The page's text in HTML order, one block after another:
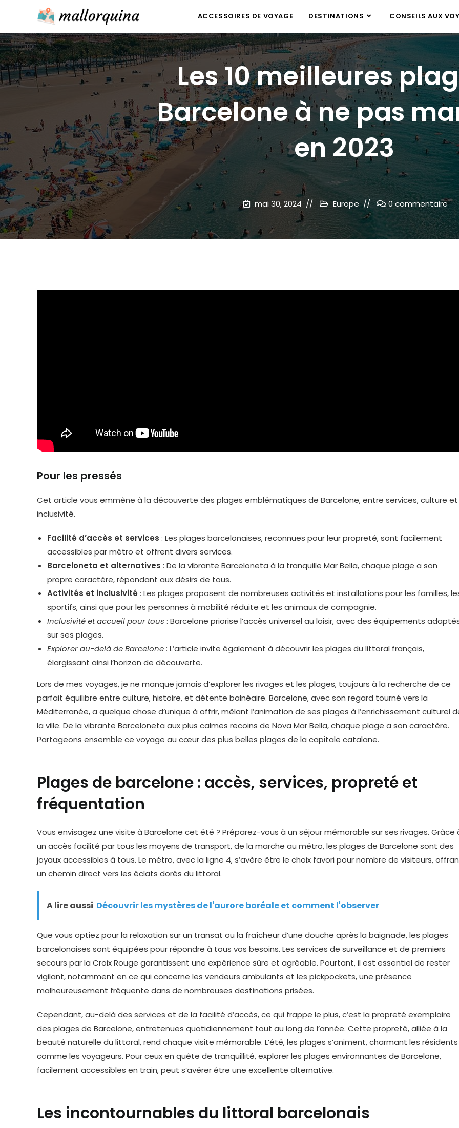
content
ACCESSOIRES DE VOYAGE DESTINATIONS CONSEILS AUX
Les 10 meilleures
Barcelone à ne pas
en 2023
mai 30, 2024 Europe 0 commentaire
Pour les pressés
Cet article vous emmène à la découverte des plages emblématiques de Barcelone, entre services, culture et
inclusivité.
Facilité d’accès et services : Les plages barcelonaises, reconnues pour leur propreté, sont facilement
accessibles par métro et offrent divers services.
Barceloneta et alternatives : De la vibrante Barceloneta à la tranquille Mar Bella, chaque plage a son
propre caractère, répondant aux désirs de tous.
Activités et inclusivité : Les plages proposent de nombreuses activités et installations pour les familles,
sportifs, ainsi que pour les personnes à mobilité réduite et les animaux de compagnie.
Inclusivité et accueil pour tous : Barcelone priorise l’accès universel au loisir, avec des équipements
sur ses plages.
Explorer au-delà de Barcelone: L’article invite également à découvrir les plages du littoral français,
élargissant ainsi l’horizon de découverte.
Lors de mes voyages, je ne manque jamais d’explorer les rivages et les plages, toujours à la recherche de ce
parfait équilibre entre culture, histoire, et détente balnéaire. Barcelone, avec son regard tourné vers la
Méditerranée, a quelque chose d’unique à offrir, mêlant l’animation de ses plages à l’enrichissement culturel
la ville. De la vibrante Barceloneta aux plus calmes recoins de Nova Mar Bella, chaque plage a son caractère.
Partageons ensemble ce voyage au cœur des plus belles plages de la capitale catalane.
Plages de barcelone : accès, services, propreté et
fréquentation
Vous envisagez une visite à Barcelone cet été ? Préparez-vous à un séjour mémorable sur ses rivages. Grâce
un accès facilité par tous les moyens de transport, de la marche au métro, les plages de Barcelone sont des
joyaux accessibles à tous. Le métro, avec la ligne 4, s’avère être le choix favori pour nombre de visiteurs,
un chemin direct vers les éclats dorés du littoral.
A lire aussi Découvrir les mystères de l'aurore boréale et comment l'observer
Que vous optiez pour la relaxation sur un transat ou la fraîcheur d’une douche après la baignade, les plages
barcelonaises sont équipées pour répondre à tous vos besoins. Les services de surveillance et de premiers
secours par la Croix Rouge garantissent une expérience sûre et agréable. Pourtant, il est essentiel de rester
vigilant, notamment en ce qui concerne les vendeurs ambulants et les pickpockets, une présence
malheureusement fréquente dans de nombreuses destinations prisées.
Cependant, au-delà des services et de la facilité d’accès, ce qui frappe le plus, c’est la propreté exemplaire
des plages de Barcelone, entretenues quotidiennement tout au long de l’année. Cette propreté, alliée à la
beauté naturelle du littoral, rend chaque visite mémorable. L’été, les plages s’animent, charmant les résidents
comme les voyageurs. Pour ceux en quête de tranquillité, explorer les plages environnantes de Barcelone,
facilement accessibles en train, peut s’avérer être une excellente alternative.
Les incontournables du littoral barcelonais